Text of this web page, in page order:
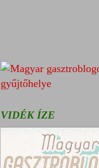
VIDÉK ÍZE